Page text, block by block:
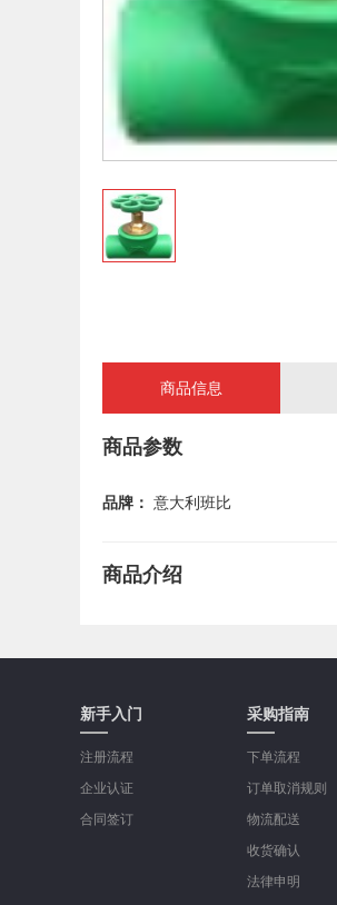
商品信息
商品参数
品牌： 意大利班比
商品介绍
新手入门
注册流程
企业认证
合同签订
采购指南
下单流程
订单取消规则
物流配送
收货确认
法律申明